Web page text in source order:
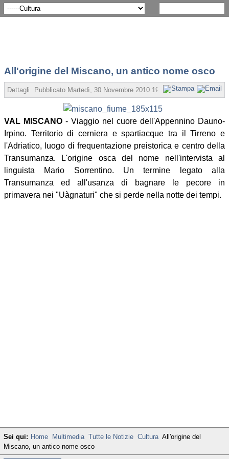
All'origine del Miscano, un antico nome osco
Dettagli Pubblicato Martedì, 30 Novembre 2010 19:04 Scritto da
VAL MISCANO - Viaggio nel cuore dell'Appennino Dauno-
Irpino. Territorio di cerniera e spartiacque tra il Tirreno e
l'Adriatico, luogo di frequentazione preistorica e centro della
Transumanza. L'origine osca del nome nell'intervista al
linguista Mario Sorrentino. Un termine legato alla
Transumanza ed all'usanza di bagnare le pecore in
primavera nei "Uàgnaturi" che si perde nella notte dei tempi.
Sei qui: Home Multimedia Tutte le Notizie Cultura All'origine del
Miscano, un antico nome osco